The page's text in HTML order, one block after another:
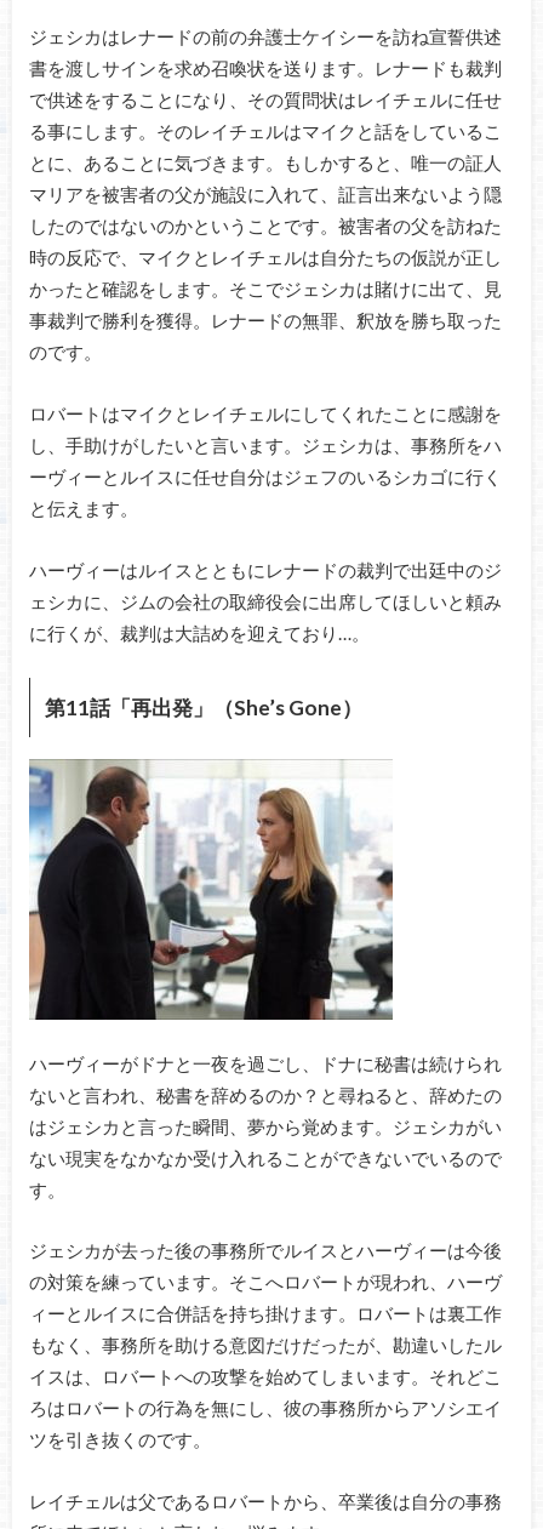
ジェシカはレナードの前の弁護士ケイシーを訪ね宣誓供述
書を渡しサインを求め召喚状を送ります。レナードも裁判
で供述をすることになり、その質問状はレイチェルに任せ
る事にします。そのレイチェルはマイクと話をしているこ
とに、あることに気づきます。もしかすると、唯一の証人
マリアを被害者の父が施設に入れて、証言出来ないよう隠
したのではないのかということです。被害者の父を訪ねた
時の反応で、マイクとレイチェルは自分たちの仮説が正し
かったと確認をします。そこでジェシカは賭けに出て、見
事裁判で勝利を獲得。レナードの無罪、釈放を勝ち取った
のです。
ロバートはマイクとレイチェルにしてくれたことに感謝を
し、手助けがしたいと言います。ジェシカは、事務所をハ
ーヴィーとルイスに任せ自分はジェフのいるシカゴに行く
と伝えます。
ハーヴィーはルイスとともにレナードの裁判で出廷中のジ
ェシカに、ジムの会社の取締役会に出席してほしいと頼み
に行くが、裁判は大詰めを迎えており…。
第11話「再出発」（She’s Gone）
ハーヴィーがドナと一夜を過ごし、ドナに秘書は続けられ
ないと言われ、秘書を辞めるのか？と尋ねると、辞めたの
はジェシカと言った瞬間、夢から覚めます。ジェシカがい
ない現実をなかなか受け入れることができないでいるので
す。
ジェシカが去った後の事務所でルイスとハーヴィーは今後
の対策を練っています。そこへロバートが現われ、ハーヴ
ィーとルイスに合併話を持ち掛けます。ロバートは裏工作
もなく、事務所を助ける意図だけだったが、勘違いしたル
イスは、ロバートへの攻撃を始めてしまいます。それどこ
ろはロバートの行為を無にし、彼の事務所からアソシエイ
ツを引き抜くのです。
レイチェルは父であるロバートから、卒業後は自分の事務